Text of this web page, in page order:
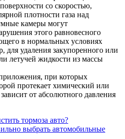
со скоростью,
плотности газа над
камеры могут
этого равновесного
в нормальных условиях
для удаления закупоренного или
летучей жидкости из массы
при которых
протекает химический или
от абсолютного давления
тормоза авто?
выбрать автомобильные